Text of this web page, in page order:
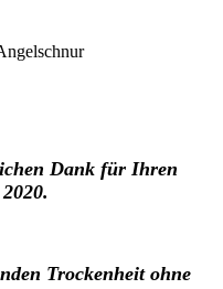
Dank für Ihren
Trockenheit ohne